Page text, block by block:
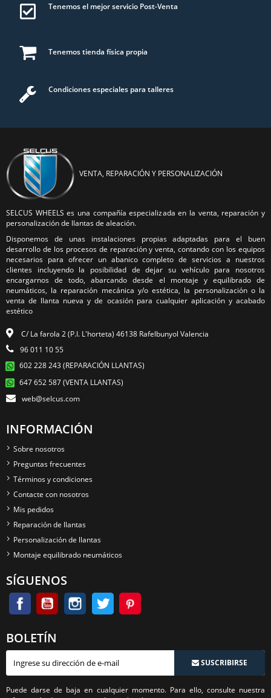
Tenemos el mejor servicio Post-Venta
Tenemos tienda física propia
Condiciones especiales para talleres
VENTA, REPARACIÓN Y PERSONALIZACIÓN
SELCUS WHEELS es una compañía especializada en la venta, reparación y
personalización de llantas de aleación.
Disponemos de unas instalaciones propias adaptadas para el buen
desarrollo de los procesos de reparación y venta, contando con los equipos
necesarios para ofrecer un abanico completo de servicios a nuestros
clientes incluyendo la posibilidad de dejar su vehículo para nosotros
encargarnos de todo, abarcando desde el montaje y equilibrado de
neumáticos, la reparación mecánica y/o estética, la personalización o la
venta de llanta nueva y de ocasión para cualquier aplicación y acabado
estético
C/ La farola 2 (P.I. L'horteta) 46138 Rafelbunyol Valencia
96 011 10 55
602 228 243 (REPARACIÓN LLANTAS)
647 652 587 (VENTA LLANTAS)
web@selcus.com
INFORMACIÓN
Sobre nosotros
Preguntas frecuentes
Términos y condiciones
Contacte con nosotros
Mis pedidos
Reparación de llantas
Personalización de llantas
Montaje equilibrado neumáticos
SÍGUENOS
BOLETÍN
SUSCRIBIRSE
Puede darse de baja en cualquier momento. Para ello, consulte nuestra